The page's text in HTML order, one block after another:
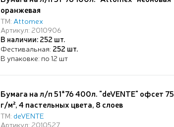
оранжевая
ТМ: Attomex
Артикул: 2010906
В наличии: 252 шт.
Фестивальная: 252 шт.
В упаковке: по 12 шт
Бумага на л/п 51*76 400л. "deVENTE" офсет 75
г/м², 4 пастельных цвета, 8 слоев
ТМ: deVENTE
Артикул: 2010527